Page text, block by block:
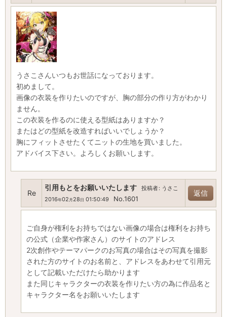
うさこさんいつもお世話になっております。
初めまして。
画像の衣装を作りたいのですが、胸の部分の作り方がわかり
ません。
この衣装を作るのに使える型紙はありますか？
またはどの型紙を改造すればいいでしょうか？
胸にフィットさせたくてニットの生地を買いました。
アドバイス下さい。よろしくお願いします。
Re
引用もとをお願いいたします 投稿者: うさこ
2016年02 月 28 日 01:50:49 No.1601
返信
ご自身が権利をお持ちではない画像の場合は権利をお持ち
の公式（企業や作家さん）のサイトのアドレス
2次創作やテーマパークのお写真の場合はその写真を撮影
された方のサイトのお名前と、アドレスをあわせて引用元
として記載いただけたら助かります
また同じキャラクターの衣装を作りたい方の為に作品名と
キャラクター名をお願いいたします